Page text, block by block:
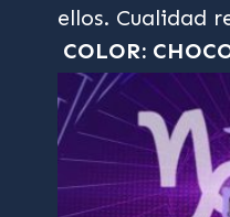
ellos. Cualidad
COLOR: